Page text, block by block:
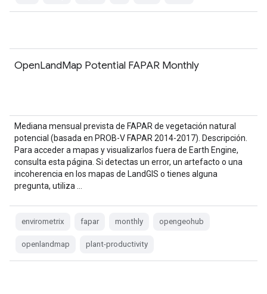
OpenLandMap Potential FAPAR Monthly
Mediana mensual prevista de FAPAR de vegetación natural
potencial (basada en PROB-V FAPAR 2014-2017). Descripción.
Para acceder a mapas y visualizarlos fuera de Earth Engine,
consulta esta página. Si detectas un error, un artefacto o una
incoherencia en los mapas de LandGIS o tienes alguna
pregunta, utiliza …
envirometrix fapar monthly opengeohub
openlandmap plant-productivity